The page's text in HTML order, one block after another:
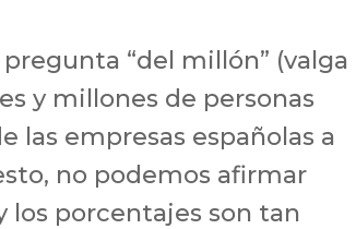
“del millón” (valga
y millones de personas
las empresas españolas a
no podemos afirmar
los porcentajes son tan